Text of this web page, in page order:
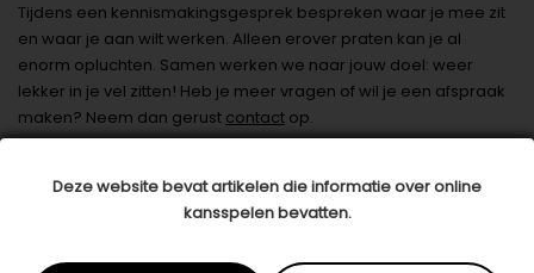
Deze website bevat artikelen die informatie over online
kansspelen bevatten.
Tijdens een kennismakingsgesprek bespreken waar je mee zit
en waar je aan wilt werken. Alleen erover praten kan je al
enorm opluchten. Samen werken we naar jouw doel: weer
lekker in je vel zitten! Heb je meer vragen of wil je een afspraak
maken? Neem dan gerust contact op.